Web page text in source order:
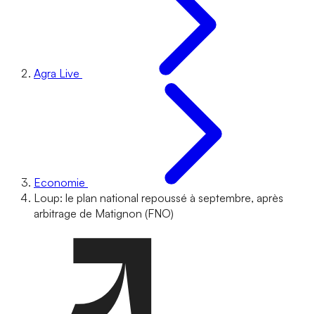
Agra Live
Economie
Loup: le plan national repoussé à septembre, après
arbitrage de Matignon (FNO)